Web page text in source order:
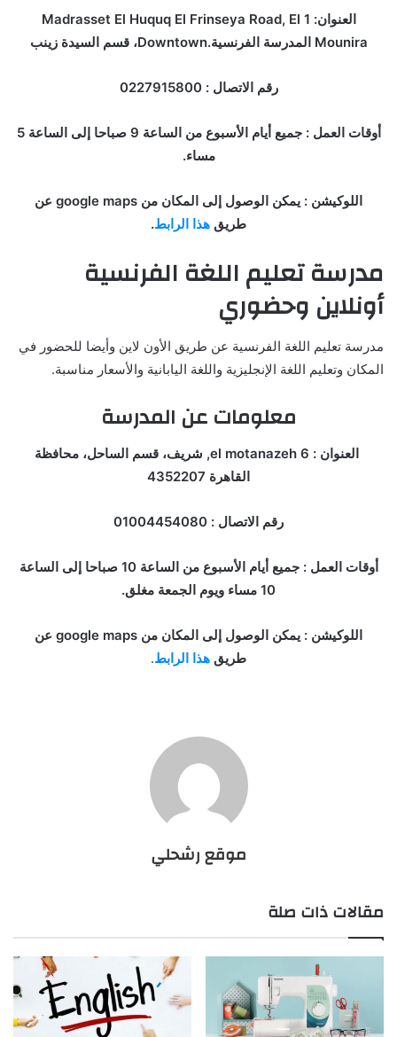
العنوان: 1 Madrasset El Huquq El Frinseya Road, El
Mounira المدرسة الفرنسية.Downtown، قسم السيدة زينب
رقم الاتصال : 0227915800
أوقات العمل : جميع أيام الأسبوع من الساعة 9 صباحا إلى الساعة 5
مساء.
اللوكيشن : يمكن الوصول إلى المكان من google maps عن
طريق هذا الرابط.
مدرسة تعليم اللغة الفرنسية
أونلاين وحضوري
مدرسة تعليم اللغة الفرنسية عن طريق الأون لاين وأيضا للحضور في
المكان وتعليم اللغة الإنجليزية واللغة اليابانية والأسعار مناسبة.
معلومات عن المدرسة
العنوان : 6 el motanazeh, شريف، قسم الساحل، محافظة
القاهرة 4352207
رقم الاتصال : 01004454080
أوقات العمل : جميع أيام الأسبوع من الساعة 10 صباحا إلى الساعة
10 مساء ويوم الجمعة مغلق.
اللوكيشن : يمكن الوصول إلى المكان من google maps عن
طريق هذا الرابط.
موقع رشحلي
مقالات ذات صلة